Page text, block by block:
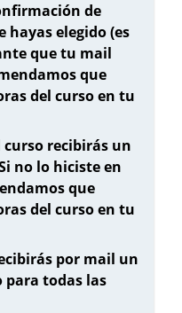
de
hayas elegido (es
que tu mail
que
del curso en tu
curso recibirás un
no lo hiciste en
que
del curso en tu
por mail un
para todas las